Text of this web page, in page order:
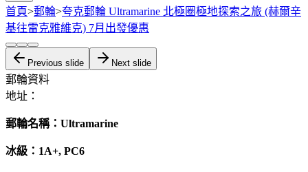
首頁>郵輪>夸克郵輪 Ultramarine 北極圈極地探索之旅 (赫爾辛
基往雷克雅維克) 7月出發優惠
Previous slide Next slide
郵輪資料
地址：
郵輪名稱：Ultramarine
冰級：1A+, PC6